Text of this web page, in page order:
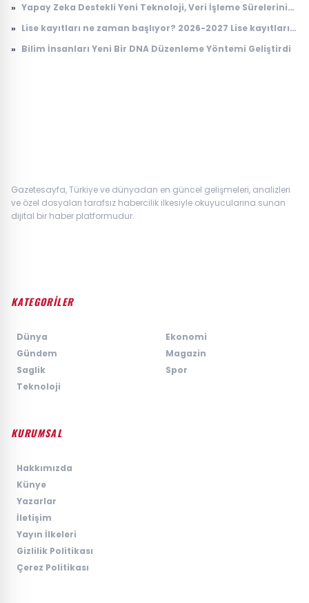
» Yapay Zeka Destekli Yeni Teknoloji, Veri İşleme Sürelerini
» Lise kayıtları ne zaman başlıyor? 2026-2027 Lise kayıtları
» Bilim İnsanları Yeni Bir DNA Düzenleme Yöntemi Geliştirdi
Gazetesayfa, Türkiye ve dünyadan en güncel gelişmeleri, analizleri
ve özel dosyaları tarafsız habercilik ilkesiyle okuyucularına sunan
dijital bir haber platformudur.
KATEGORİLER
Dünya
Ekonomi
Gündem
Magazin
Saglik
Spor
Teknoloji
KURUMSAL
Hakkımızda
Künye
Yazarlar
İletişim
Yayın İlkeleri
Gizlilik Politikası
Çerez Politikası